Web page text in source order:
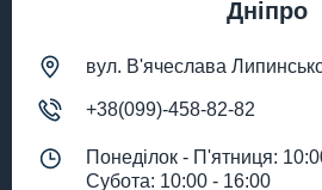
Дніпро
вул. В'ячеслава
+38(099)-458-82-82
Понеділок - П'ятниця:
Субота: 10:00 - 16:00